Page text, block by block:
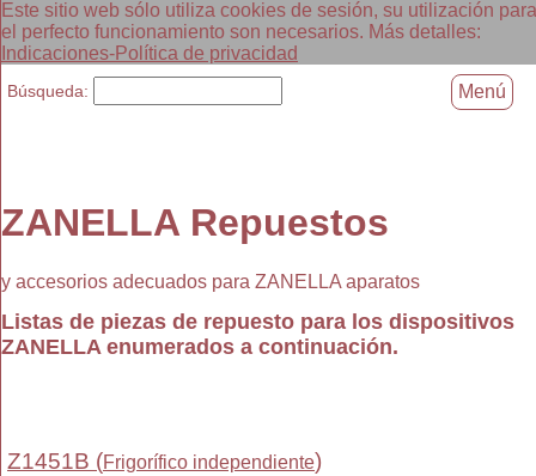
Este sitio web sólo utiliza cookies de sesión, su utilización para
el perfecto funcionamiento son necesarios. Más detalles:
Indicaciones-Política de privacidad
ZANELLA Repuestos
y accesorios adecuados para ZANELLA aparatos
Listas de piezas de repuesto para los dispositivos
ZANELLA enumerados a continuación.
Z1451B (Frigorífico independiente)
Búsqueda: Menú